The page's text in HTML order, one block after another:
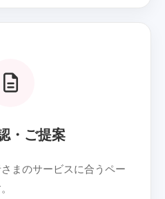
・ご提案
まのサービスに合うペー